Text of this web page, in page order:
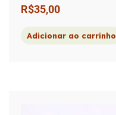
R$35,00
Adicionar ao carrinho